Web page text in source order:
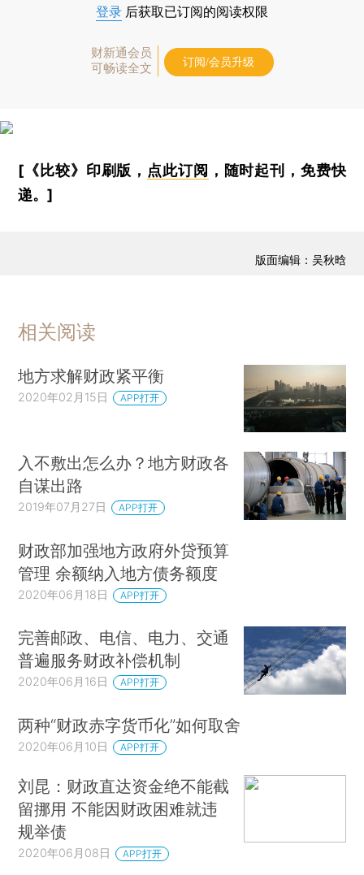
登录 后获取已订阅的阅读权限
财新通会员
可畅读全文
订阅/会员升级
[《比较》印刷版， 点此订阅 ，随时起刊，免费快
递。]
版面编辑：吴秋晗
相关阅读
地方求解财政紧平衡
2020年02月15日 APP打开
入不敷出怎么办？地方财政各
自谋出路
2019年07月27日 APP打开
财政部加强地方政府外贷预算
管理 余额纳入地方债务额度
2020年06月18日 APP打开
完善邮政、电信、电力、交通
普遍服务财政补偿机制
2020年06月16日 APP打开
两种“财政赤字货币化”如何取舍
2020年06月10日 APP打开
刘昆：财政直达资金绝不能截
留挪用 不能因财政困难就违
规举债
2020年06月08日 APP打开